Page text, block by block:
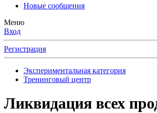
Новые сообщения
Меню
Вход
Регистрация
Экспериментальная категория
Тренинговый центр
Ликвидация всех